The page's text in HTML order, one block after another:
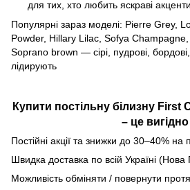
для тих, хто любить яскраві акценти.
Популярні зараз моделі: Pierre Grey,
Powder, Hillary Lilac, Sofya Champagne,
Soprano brown — сірі, пудрові,
лідирують
Купити постільну білизну First
– це вигідно
Постійні акції та знижки до 30–40% на
Швидка доставка по всій Україні
Можливість обміняти / повернути